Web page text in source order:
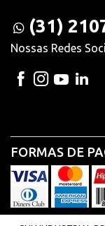
(31)
Nossas Redes
FORMAS DE